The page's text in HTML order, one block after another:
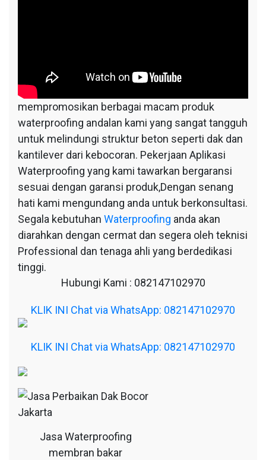
mempromosikan berbagai macam produk
waterproofing andalan kami yang sangat tangguh
untuk melindungi struktur beton seperti dak dan
kantilever dari kebocoran. Pekerjaan Aplikasi
Waterproofing yang kami tawarkan bergaransi
sesuai dengan garansi produk,Dengan senang
hati kami mengundang anda untuk berkonsultasi.
Segala kebutuhan Waterproofing anda akan
diarahkan dengan cermat dan segera oleh teknisi
Professional dan tenaga ahli yang berdedikasi
tinggi.
Hubungi Kami : 082147102970
KLIK INI Chat via WhatsApp: 082147102970
KLIK INI Chat via WhatsApp: 082147102970
Jasa Waterproofing
membran bakar